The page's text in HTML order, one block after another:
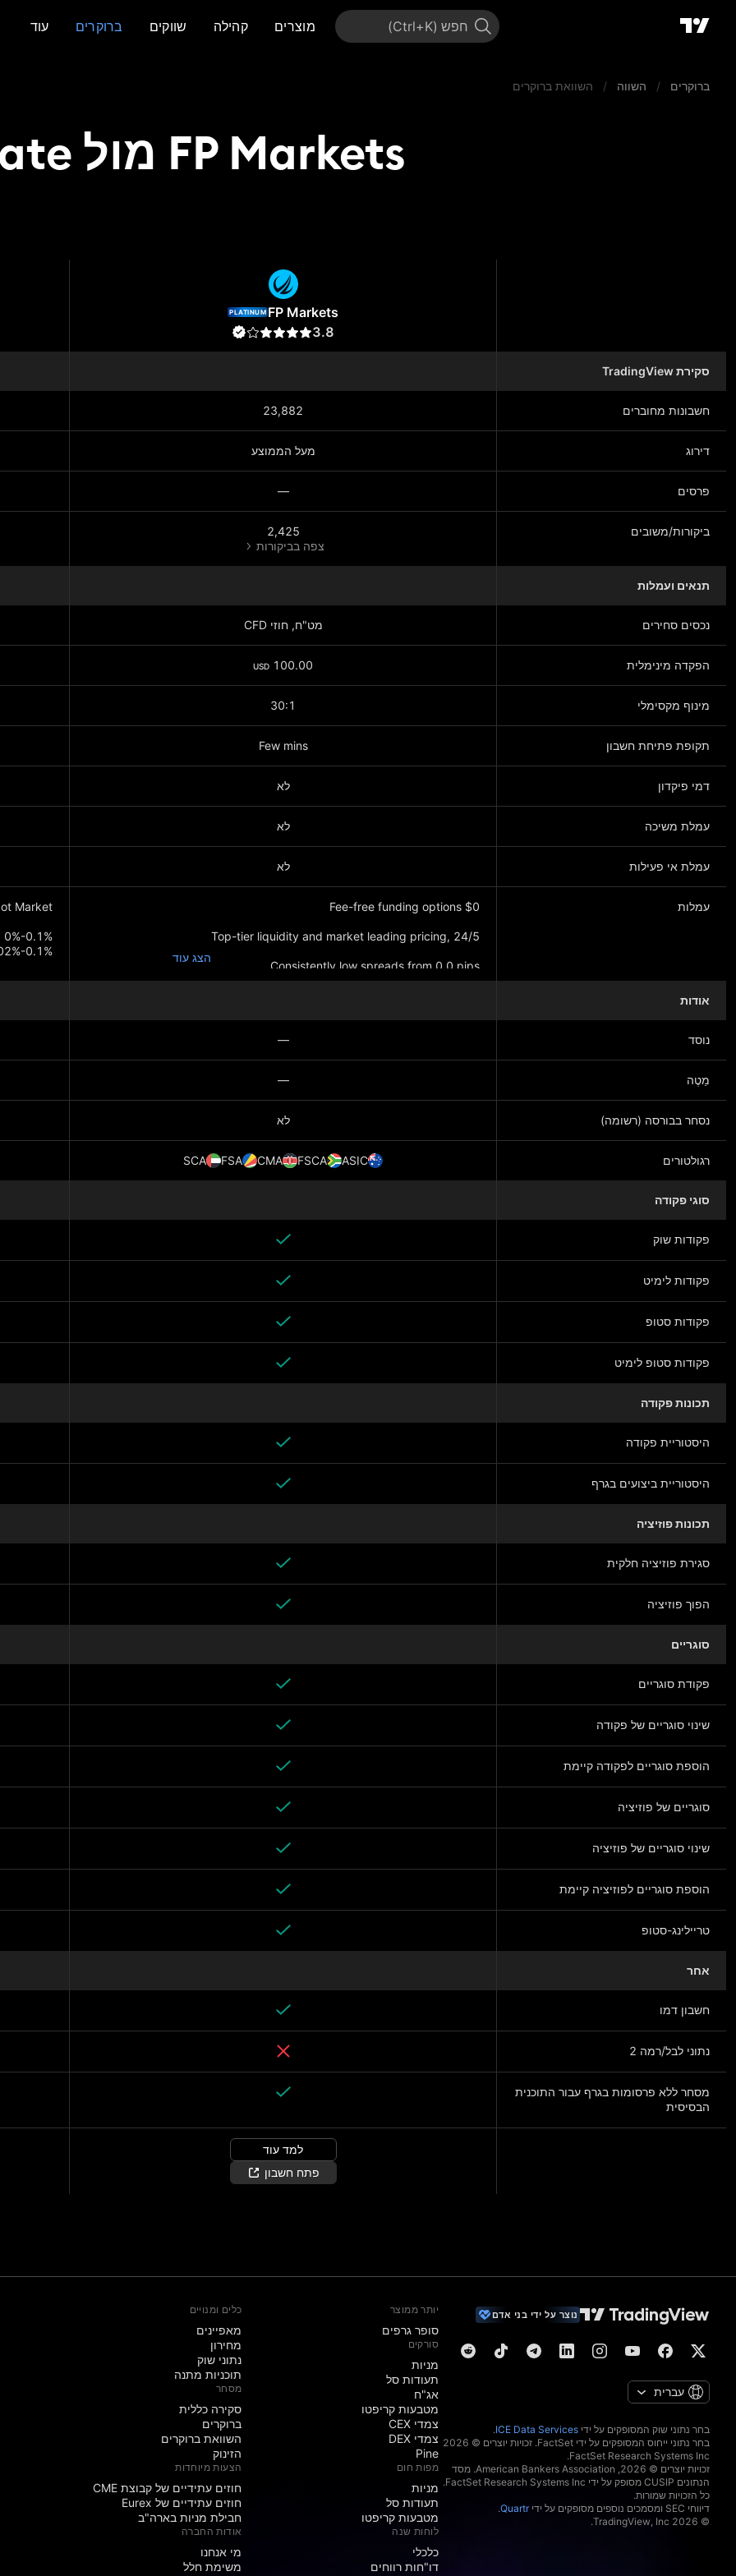
חפש מוצרים קהילה שווקים ברוקרים עוד
ברוקרים / השווה / השוואת ברוקרים
FP Markets מול Gate
FP Markets
PLATINUM
3.8
סקירת TradingView
חשבונות מחוברים 23,882
דירוג מעל הממוצע
פרסים —
ביקורות/משובים
2,425
צפה בביקורות
תנאים ועמלות
נכסים סחירים מט"ח, חוזי CFD
הפקדה מינימלית 100.00
USD
מינוף מקסימלי 30:1
תקופת פתיחת חשבון Few mins
דמי פיקדון לא
עמלת משיכה לא
עמלת אי פעילות לא
עמלות
Consistently low spreads from 0.0 pips
הצג עוד
0.05%
אודות
נוסד —
מַטֶה —
נסחר בבורסה (רשומה) לא
רגולטורים ASIC
FSCA
CMA
FSA
SCA
סוגי פקודה
פקודות שוק
פקודות לימיט
פקודות סטופ
פקודות סטופ לימיט
תכונות פקודה
היסטוריית פקודה
היסטוריית ביצועים בגרף
תכונות פוזיציה
סגירת פוזיציה חלקית
הפוך פוזיציה
סוגריים
פקודת סוגריים
שינוי סוגריים של פקודה
הוספת סוגריים לפקודה קיימת
סוגריים של פוזיציה
שינוי סוגריים של פוזיציה
הוספת סוגריים לפוזיציה קיימת
טריילינג-סטופ
אחר
חשבון דמו
נתוני לבל/רמה 2
מסחר ללא פרסומות בגרף עבור התוכנית
הבסיסית
למד עוד
פתח חשבון
נוצר על ידי בני אדם
עברית
בחר נתוני שוק המסופקים על ידי ICE Data Services
.
בחר נתוני ייחוס המסופקים על ידי FactSet. זכויות יוצרים © 2026
זכויות יוצרים © 2026, ‏American Bankers Association. מסד
הנתונים CUSIP מסופק על ידי FactSet Research Systems Inc.
כל הזכויות שמורות.
דיווחי SEC ומסמכים נוספים מסופקים על ידי
Quartr
.
© 2026 ‏TradingView, Inc.‏
יותר ממוצר
סופר גרפים
סורקים
מניות‏
תעודות סל
אג"ח
מטבעות קריפטו
צמדי CEX
צמדי DEX
Pine
מפות חום
מניות‏
תעודות סל
מטבעות קריפטו
לוחות שנה
כלכלי
דו"חות רווחים
כלים ומנויים
מאפיינים
מחירון
נתוני שוק
תוכניות מתנה
מסחר
סקירה כללית
ברוקרים
השוואת ברוקרים
הזינוק
הצעות מיוחדות
חוזים עתידיים של קבוצת CME
חוזים עתידיים של Eurex
חבילת מניות בארה"ב
אודות החברה
מי אנחנו
משימת חלל